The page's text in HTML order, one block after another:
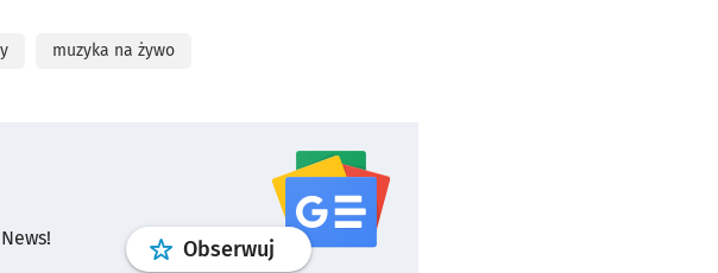
muzyka na żywo
Obserwuj profilgoogle news